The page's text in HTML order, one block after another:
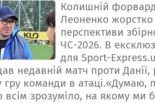
Колишній
Леоненко жорстко
перспективи
ЧС-2026. В
для Sport-
недавній матч проти
гру команди в атаці.«Думаю,
всім зрозуміло, на якому ми